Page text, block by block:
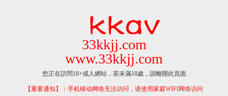
33kkjj.com
www.33kkjj.com
您正在訪問18+成人網站，若未滿18歲，請離開此頁面
【重要通知】：手机移动网络无法访问，请使用家庭WIFI网络访问